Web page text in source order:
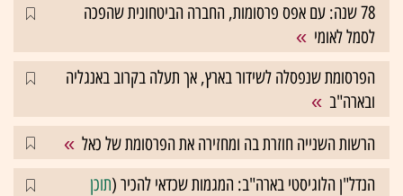
78 שנה: עם אפס פרסומות, החברה הביטחונית שהפכה
לסמל לאומי
הפרסומת שנפסלה לשידור בארץ, אך תעלה בקרוב באנגליה
ובארה"ב
הרשות השנייה חוזרת בה ומחזירה את הפרסומת של כאל
הנדל"ן הלוגיסטי בארה"ב: המגמות שכדאי להכיר (תוכן